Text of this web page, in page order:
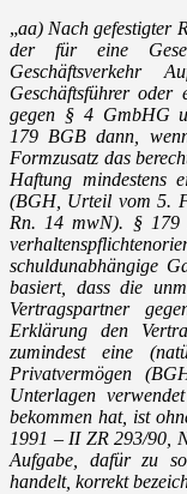
„aa) Nach gefestigter
der für eine
Geschäftsverkehr
Geschäftsführer oder
gegen § 4 GmbHG
179 BGB dann,
Formzusatz das
Haftung mindestens
(BGH, Urteil vom 5.
Rn. 14 mwN). § 179
schuldunabhängige
basiert, dass die
Vertragspartner
Erklärung den
zumindest eine
Privatvermögen
Unterlagen
bekommen hat, ist
1991 – II ZR 293/90,
Aufgabe, dafür zu
handelt, korrekt